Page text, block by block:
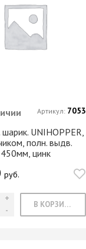
UNIHOPPER,
полн. выдв.
цинк
руб.
В КОРЗИНУ
Артикул: 7053